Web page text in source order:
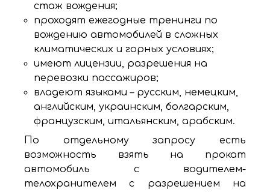
стаж вождения;
проходят ежегодные тренинги по
вождению автомобилей в сложных
климатических и горных условиях;
имеют лицензии, разрешения на
перевозки пассажиров;
владеют языками – русским, немецким,
английским, украинским, болгарским,
французским, итальянским, арабским.
По отдельному запросу есть
возможность взять на прокат
автомобиль с водителем-
телохранителем с разрешением на